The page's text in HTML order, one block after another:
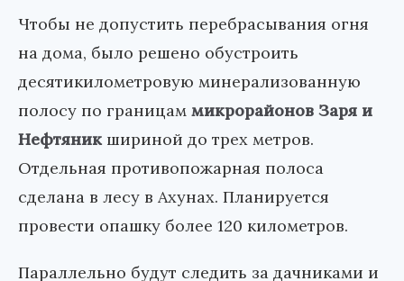
Чтобы не допустить перебрасывания огня
на дома, было решено обустроить
десятикилометровую минерализованную
полосу по границам микрорайонов Заря и
Нефтяникшириной до трех метров.
Отдельная противопожарная полоса
сделана в лесу в Ахунах. Планируется
провести опашку более 120 километров.
Параллельно будут следить за дачниками и